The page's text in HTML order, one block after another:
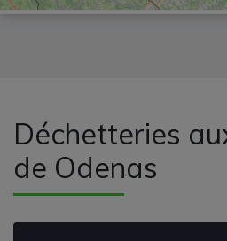
Déchetteries
de Odenas